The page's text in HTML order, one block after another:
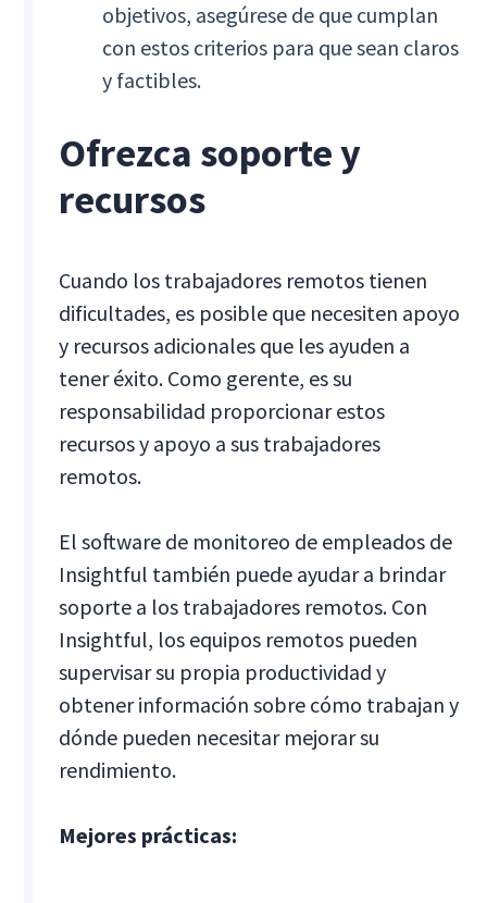
objetivos, asegúrese de que cumplan
con estos criterios para que sean claros
y factibles.
Ofrezca soporte y
recursos
Cuando los trabajadores remotos tienen
dificultades, es posible que necesiten apoyo
y recursos adicionales que les ayuden a
tener éxito. Como gerente, es su
responsabilidad proporcionar estos
recursos y apoyo a sus trabajadores
remotos.
El software de monitoreo de empleados de
Insightful también puede ayudar a brindar
soporte a los trabajadores remotos. Con
Insightful, los equipos remotos pueden
supervisar su propia productividad y
obtener información sobre cómo trabajan y
dónde pueden necesitar mejorar su
rendimiento.
Mejores prácticas: